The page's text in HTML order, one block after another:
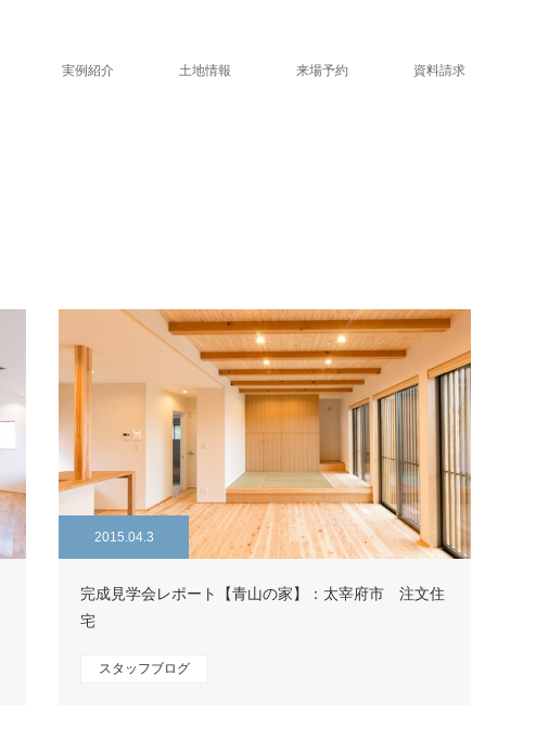
実例紹介 土地情報 来場予約 資料請求
2015.04.3
完成見学会レポート【青山の家】：太宰府市 注文住
宅
スタッフブログ